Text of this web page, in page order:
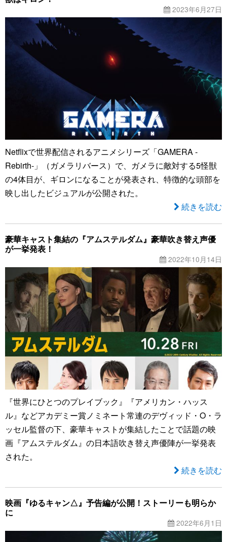
2023年6月27日
Netflixで世界配信されるアニメシリーズ「GAMERA -
Rebirth-」（ガメラリバース）で、ガメラに敵対する5怪獣
の4体目が、ギロンになることが発表され、特徴的な頭部を
映し出したビジュアルが公開された。
続きを読む
豪華キャスト集結の『アムステルダム』豪華吹き替え声優
が一挙発表！
2022年10月14日
『世界にひとつのプレイブック』『アメリカン・ハッス
ル』などアカデミー賞ノミネート常連のデヴィッド・O・ラ
ッセル監督の下、豪華キャストが集結したことで話題の映
画『アムステルダム』の日本語吹き替え声優陣が一挙発表
された。
続きを読む
映画『ゆるキャン△』予告編が公開！ストーリーも明らか
に
2022年6月1日